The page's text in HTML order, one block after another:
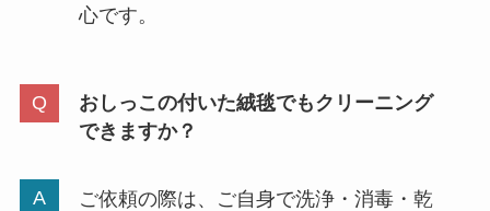
心です。
おしっこの付いた絨毯でもクリーニング
できますか？
ご依頼の際は、ご自身で洗浄・消毒・乾